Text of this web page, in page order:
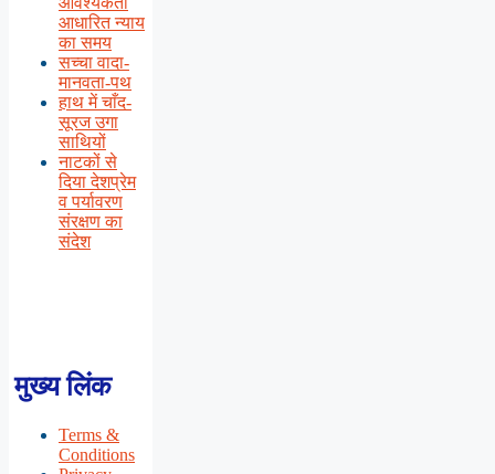
आधारित न्याय
का समय
सच्चा वादा-
मानवता-पथ
हाथ में चाँद-
सूरज उगा
साथियों
नाटकों से
दिया देशप्रेम
व पर्यावरण
संरक्षण का
संदेश
मुख्य लिंक
Terms &
Conditions